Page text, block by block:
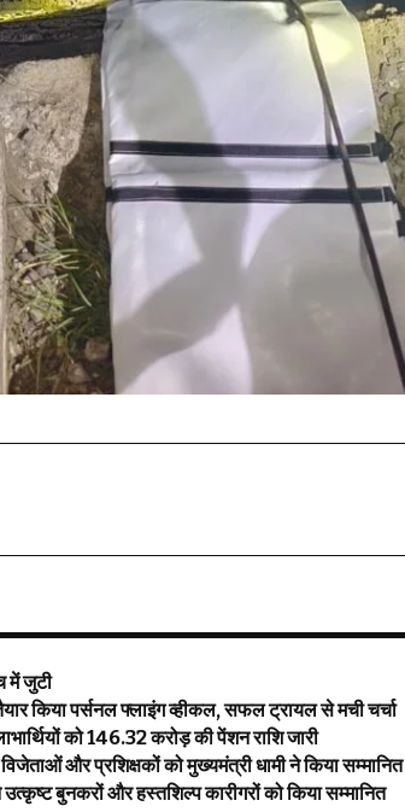
में जुटी
किया पर्सनल फ्लाइंग व्हीकल, सफल ट्रायल से मची चर्चा
को ₹146.32 करोड़ की पेंशन राशि जारी
और प्रशिक्षकों को मुख्यमंत्री धामी ने किया सम्मानित
बुनकरों और हस्तशिल्प कारीगरों को किया सम्मानित